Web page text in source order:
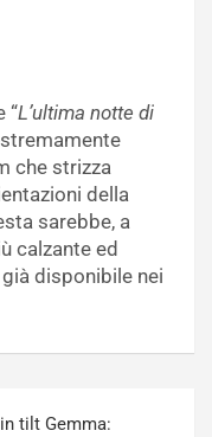
“L’ultima notte di
che strizza
della
sarebbe, a
calzante ed
disponibile nei
tilt Gemma: